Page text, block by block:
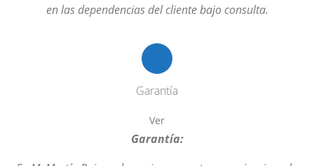
en las dependencias del cliente bajo consulta.
Garantía
Ver
Garantía: